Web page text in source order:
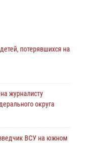
при исполнении
Уральского
детей со своей
потерявшихся на
журналисту
округа
ВСУ на южном